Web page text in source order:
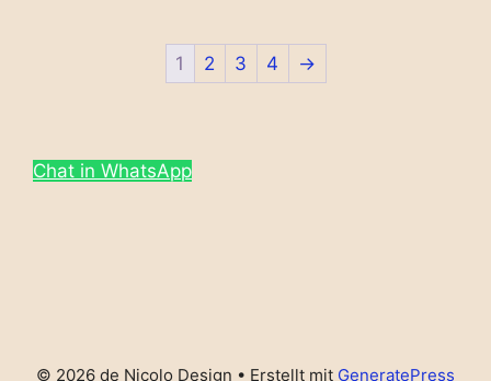
1 2 3 4 →
Chat in WhatsApp
© 2026 de Nicolo Design • Erstellt mit GeneratePress